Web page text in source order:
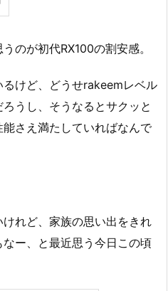
のが初代RX100の割安感。
けど、どうせrakeemレベル
うし、そうなるとサクッと
さえ満たしていればなんで
れど、家族の思い出をきれ
ー、と最近思う今日この頃